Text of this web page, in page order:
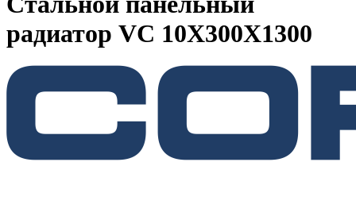
радиатор VC 10Х300Х1300